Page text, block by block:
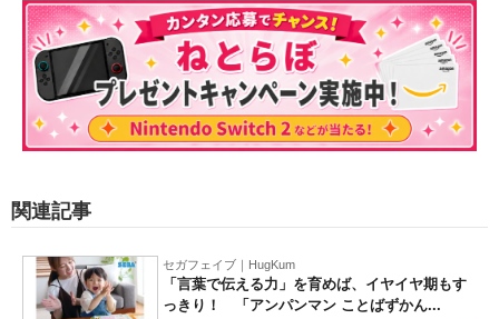
関連記事
セガフェイブ｜HugKum
「言葉で伝える力」を育めば、イヤイヤ期もす
っきり！ 「アンパンマン ことばずかん...